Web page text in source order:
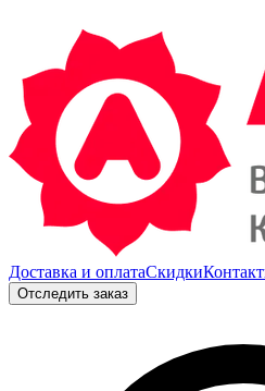
Доставка и оплатаСкидки
Отследить заказ